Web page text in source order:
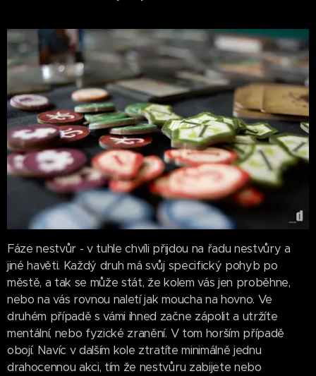
Fáze nestvůr - v tuhle chvíli přijdou na řadu nestvůry a
jiné havěti. Každý druh má svůj specifický pohyb po
městě, a tak se může stát, že kolem vás jen proběhne,
nebo na vás rovnou naletí jak moucha na hovno. Ve
druhém případě s vámi ihned začne zápolit a utržíte
mentální, nebo fyzické zranění. V tom horším případě
obojí. Navíc v dalším kole ztratíte minimálně jednu
drahocennou akci, tím že nestvůru zabijete nebo